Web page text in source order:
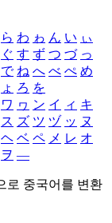
ら わ ゎ ん い ぃ
ぐ す ず つ づ っ
で ね へ べ ぺ め
ょ ろ を
ワ ヮ ン イ ィ キ
ス ズ ツ ヅ ッ ヌ
ヘ ベ ペ メ レ オ
ヲ ―
로 중국어를 변환